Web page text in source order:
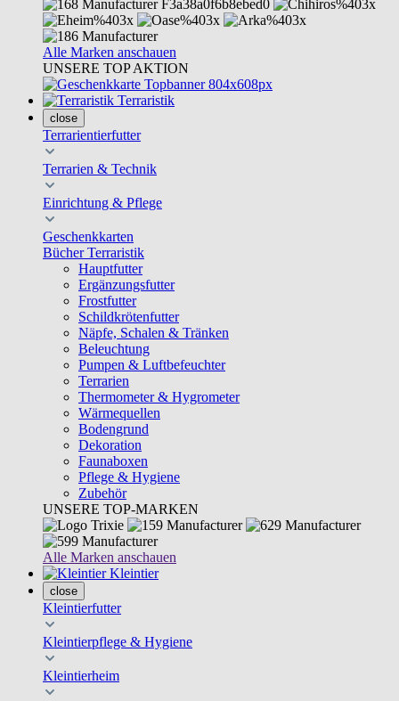
Alle Marken anschauen
UNSERE TOP AKTION
Terraristik
close
Terrarientierfutter
Terrarien & Technik
Einrichtung & Pflege
Geschenkkarten
Bücher Terraristik
Hauptfutter
Ergänzungsfutter
Frostfutter
Schildkrötenfutter
Näpfe, Schalen & Tränken
Beleuchtung
Pumpen & Luftbefeuchter
Terrarien
Thermometer & Hygrometer
Wärmequellen
Bodengrund
Dekoration
Faunaboxen
Pflege & Hygiene
Zubehör
UNSERE TOP-MARKEN
Alle Marken anschauen
Kleintier
close
Kleintierfutter
Kleintierpflege & Hygiene
Kleintierheim